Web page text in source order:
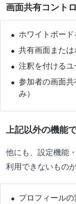
画面共有コント
ホワイトボー
共有画面また
注釈を付ける
参加者の画面
み）
上記以外の機能
他にも、設定機能
利用できないもの
プロフィールの